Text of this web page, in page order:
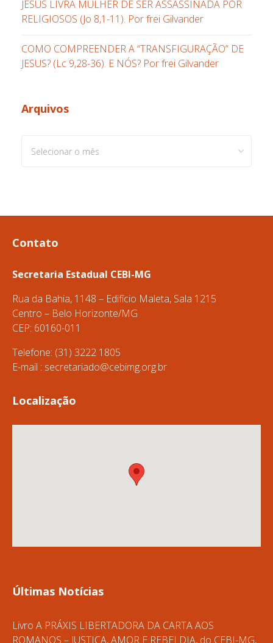
JESUS LIVRA MULHER DE SER ASSASSINADA POR
RELIGIOSOS (Jo 8,1-11). Por frei Gilvander
COMO COMPREENDER A “TRANSFIGURAÇÃO” DE
JESUS? (Lc 9,28-36). E NÓS? Por frei Gilvander
Arquivos
Contato
Secretaria Estadual CEBI-MG
Rua da Bahia, 1148 – Edifício Maleta, Sala 1215
Centro – Belo Horizonte/MG
CEP: 60160-011
Telefone: (31) 3222 1805
E-mail : secretariado@cebimg.org.br
Localização
Últimas Notícias
Livro A PRÁXIS LIBERTADORA DA CARTA AOS
ROMANOS – JUSTIÇA, AMOR E REBELDIA, do CEBI-MG,